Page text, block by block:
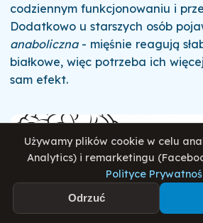
codziennym funkcjonowaniu i
Dodatkowo u starszych osób
anaboliczna- mięśnie reagują
białkowe, więc potrzeba ich
sam efekt.
Używamy plików cookie w celu
Analytics) i remarketingu
Polityce
Odrzuć